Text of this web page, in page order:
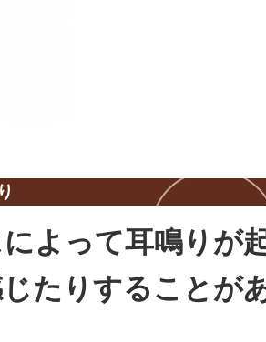
よって耳鳴りが
たりすることが